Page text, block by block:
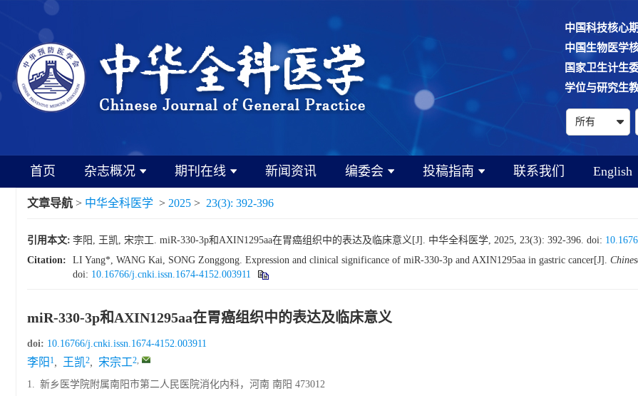
中国科技核心
中国生物医学
国家卫生计生
学位与研究生
首页 杂志概况 期刊在线 新闻资讯 编委会 投稿指南 联系我们 English
文章导航 > 中华全科医学 > 2025 > 23(3): 392-396
引用本文: 李阳, 王凯, 宋宗工. miR-330-3p和AXIN1295aa在胃癌组织中的表达及临床意义[J]. 中华全科医学, 2025, 23(3): 392-396. doi:
Citation:
LI Yang*, WANG Kai, SONG Zonggong. Expression and clinical significance of miR-330-3p and AXIN1295aa in gastric cancer[J].
doi: 10.16766/j.cnki.issn.1674-4152.003911
miR-330-3p和AXIN1295aa在胃癌组织中的表达及临床意义
doi: 10.16766/j.cnki.issn.1674-4152.003911
李阳 1, 王凯2, 宋宗工2,
1. 新乡医学院附属南阳市第二人民医院消化内科，河南 南阳 473012